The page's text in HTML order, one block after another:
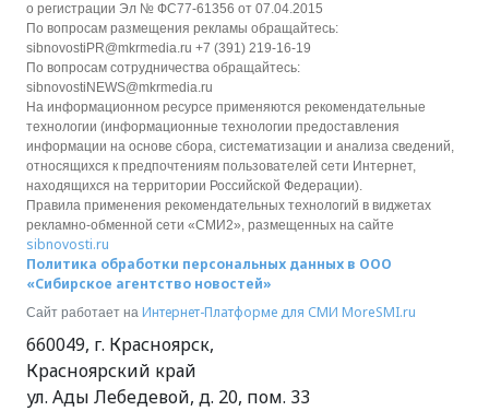
о регистрации Эл № ФС77-61356 от 07.04.2015
По вопросам размещения рекламы обращайтесь:
sibnovostiPR@mkrmedia.ru +7 (391) 219-16-19
По вопросам сотрудничества обращайтесь:
sibnovostiNEWS@mkrmedia.ru
На информационном ресурсе применяются рекомендательные
технологии (информационные технологии предоставления
информации на основе сбора, систематизации и анализа сведений,
относящихся к предпочтениям пользователей сети Интернет,
находящихся на территории Российской Федерации).
Правила применения рекомендательных технологий в виджетах
рекламно-обменной сети «СМИ2», размещенных на сайте
sibnovosti.ru
Политика обработки персональных данных в ООО
«Сибирское агентство новостей»
Сайт работает на Интернет-Платформе для СМИ MoreSMI.ru
660049, г. Красноярск,
Красноярский край
ул. Ады Лебедевой, д. 20, пом. 33